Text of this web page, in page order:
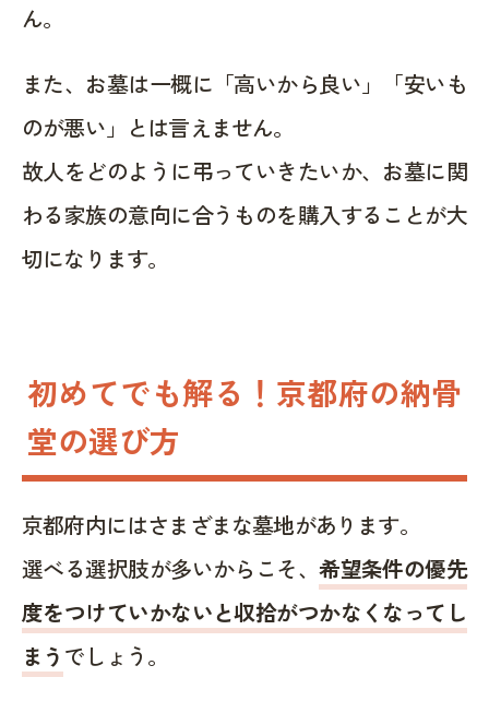
ん。
また、お墓は一概に「高いから良い」「安いも
のが悪い」とは言えません。
故人をどのように弔っていきたいか、お墓に関
わる家族の意向に合うものを購入することが大
切になります。
初めてでも解る！京都府の納骨
堂の選び方
京都府内にはさまざまな墓地があります。
選べる選択肢が多いからこそ、希望条件の優先
度をつけていかないと収拾がつかなくなってし
まう でしょう。